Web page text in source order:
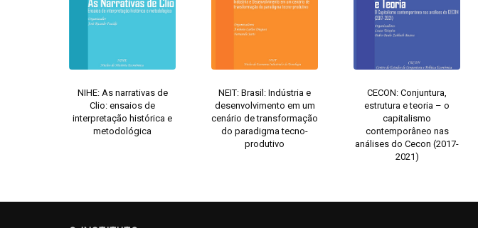
NIHE: As narrativas de
Clio: ensaios de
interpretação histórica e
metodológica
NEIT: Brasil: Indústria e
desenvolvimento em um
cenário de transformação
do paradigma tecno-
produtivo
CECON: Conjuntura,
estrutura e teoria – o
capitalismo
contemporâneo nas
análises do Cecon (2017-
2021)